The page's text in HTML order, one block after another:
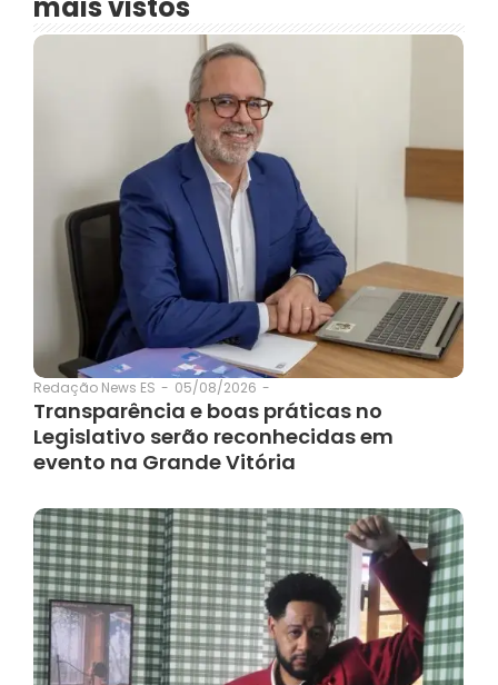
Redação News ES - 05/08/2026 -
Transparência e boas práticas no
Legislativo serão reconhecidas em
evento na Grande Vitória